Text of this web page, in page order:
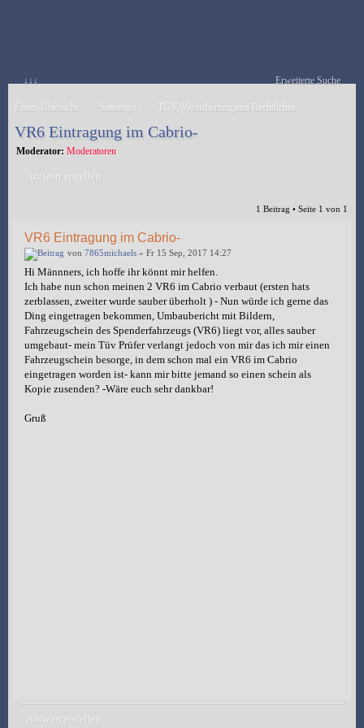
↓↓↓ Erweiterte Suche
Foren-Übersicht Sonstiges TÜV, Versicherung und Rechtliches
VR6 Eintragung im Cabrio-
Moderator: Moderatoren
Antwort erstellen
1 Beitrag • Seite 1 von 1
VR6 Eintragung im Cabrio-
von 7865michaels » Fr 15 Sep, 2017 14:27
Hi Männners, ich hoffe ihr könnt mir helfen.
Ich habe nun schon meinen 2 VR6 im Cabrio verbaut (ersten hats
zerblassen, zweiter wurde sauber überholt ) - Nun würde ich gerne das
Ding eingetragen bekommen, Umbaubericht mit Bildern,
Fahrzeugschein des Spenderfahrzeugs (VR6) liegt vor, alles sauber
umgebaut- mein Tüv Prüfer verlangt jedoch von mir das ich mir einen
Fahrzeugschein besorge, in dem schon mal ein VR6 im Cabrio
eingetragen worden ist- kann mir bitte jemand so einen schein als
Kopie zusenden? -Wäre euch sehr dankbar!
Gruß
Antwort erstellen